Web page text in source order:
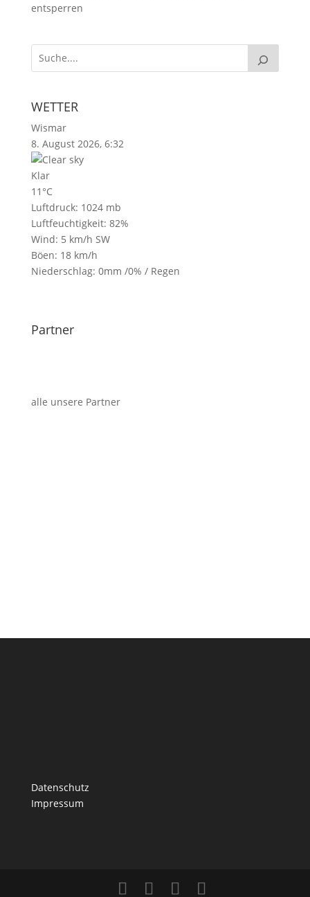
entsperren
WETTER
Wismar
8. August 2026, 6:32
Klar
11°C
Luftdruck: 1024 mb
Luftfeuchtigkeit: 82%
Wind: 5 km/h SW
Böen: 18 km/h
Niederschlag: 0mm /0% / Regen
Partner
alle unsere Partner
Datenschutz
Impressum